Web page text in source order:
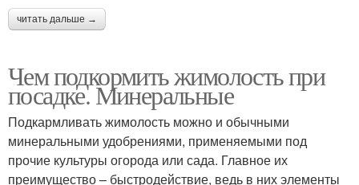
читать дальше →
Чем подкормить жимолость при
посадке. Минеральные
Подкармливать жимолость можно и обычными
минеральными удобрениями, применяемыми под
прочие культуры огорода или сада. Главное их
преимущество – быстродействие, ведь в них элементы